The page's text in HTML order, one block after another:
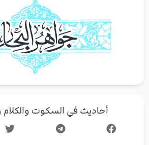
أحاديث في السكوت